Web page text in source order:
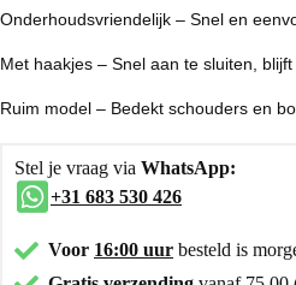
Onderhoudsvriendelijk – Snel en
Met haakjes – Snel aan te sluiten,
Ruim model – Bedekt schouders en
Stel je vraag via WhatsApp:
+31 683 530 426
Voor 16:00 uur besteld is